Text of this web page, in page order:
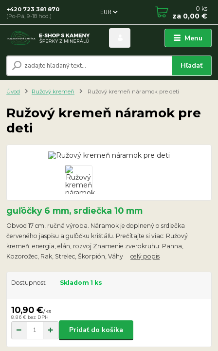
Menu
EUR
Hľadať
+420 723 381 870
(Po-Pá, 9-18 hod.)
0 ks
za 0,00 €
Úvod Ružový kremeň Ružový kremeň náramok pre deti
Ružový kremeň náramok pre
deti
guľôčky 6 mm, srdiečka 10 mm
Obvod 17 cm, ručná výroba. Náramok je doplnený o srdiečka
červeného jaspisu a guľôčku krištáľu. Prečítajte si viac: Ružový
kremeň: energia, elán, rozvoj Znamenie zverokruhu: Panna,
Kozorožec, Rak, Strelec, Škorpión, Váhycelý popis
Dostupnosť Skladom 1 ks
10,90 €/ks
8,86 € bez DPH
Pridať do košíka